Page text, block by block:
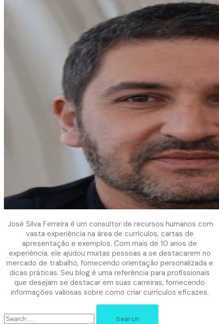
José Silva Ferreira é um consultor de recursos humanos com
vasta experiência na área de currículos, cartas de
apresentação e exemplos. Com mais de 10 anos de
experiência, ele ajudou muitas pessoas a se destacarem no
mercado de trabalho, fornecendo orientação personalizada e
dicas práticas. Seu blog é uma referência para profissionais
que desejam se destacar em suas carreiras, fornecendo
informações valiosas sobre como criar currículos eficazes.
for: